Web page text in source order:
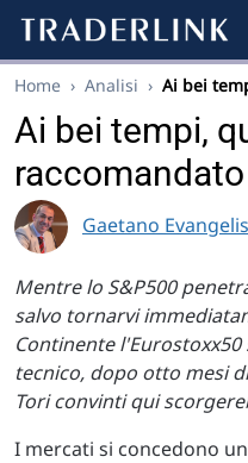
Home › Analisi › Ai bei
Ai bei tempi,
Gaetano
Mentre lo S&P500
salvo tornarvi
Continente
tecnico, dopo otto mesi
Tori convinti qui
I mercati si concedono